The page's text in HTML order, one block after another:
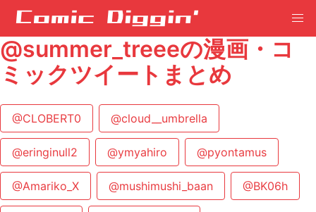
@summer_treeeの漫画・コ
ミックツイートまとめ
@CLOBERT0 @cloud__umbrella
@eringinull2 @ymyahiro @pyontamus
@Amariko_X @mushimushi_baan @BK06h